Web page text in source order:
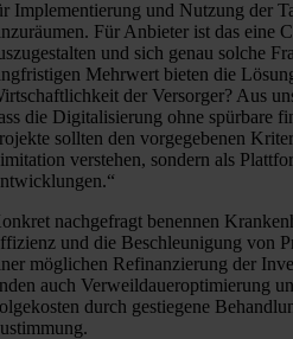
Implementierung und Nutzung der
Für Anbieter ist das eine
und sich genau solche
Mehrwert bieten die
der Versorger? Aus
die Digitalisierung ohne spürbare
sollten den vorgegebenen
verstehen, sondern als
nachgefragt benennen
und die Beschleunigung von
möglichen Refinanzierung der
auch Verweildaueroptimierung
durch gestiegene